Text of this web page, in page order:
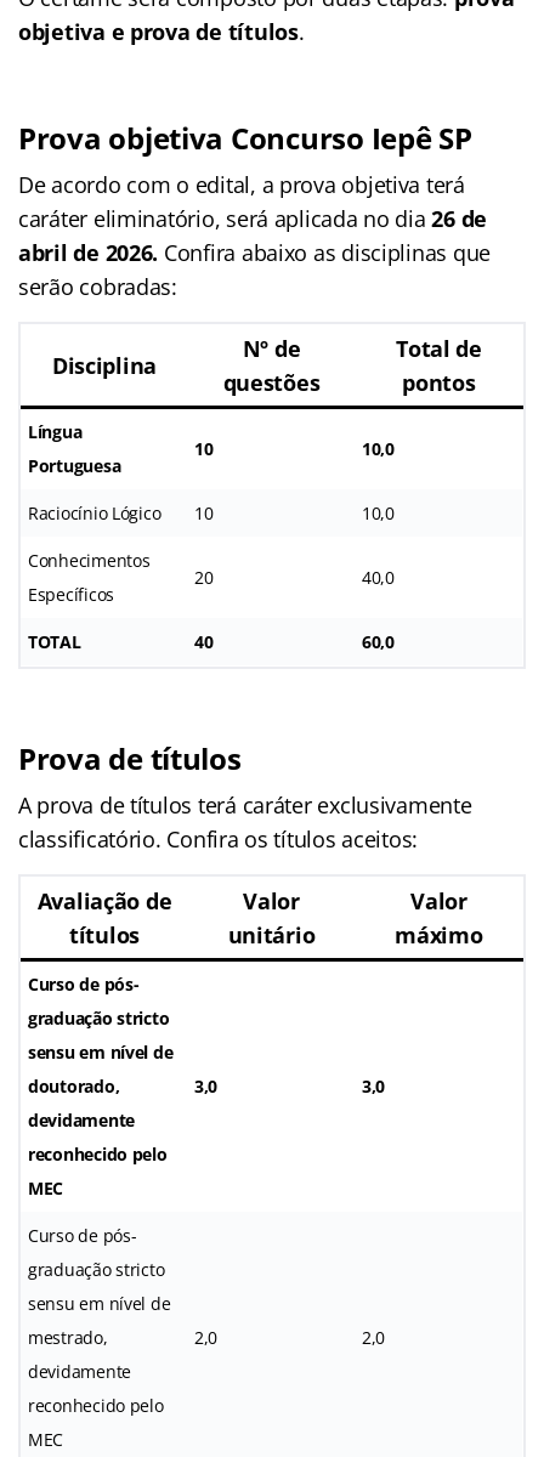
objetiva e prova de títulos.
Prova objetiva Concurso Iepê SP
De acordo com o edital, a prova objetiva terá
caráter eliminatório, será aplicada no dia26 de
abril de 2026. Confira abaixo as disciplinas que
serão cobradas:
Disciplina
Nº de
questões
Total de
pontos
Língua
Portuguesa
10 10,0
Raciocínio Lógico 10 10,0
Conhecimentos
Específicos
20 40,0
TOTAL 40 60,0
Prova de títulos
A prova de títulos terá caráter exclusivamente
classificatório. Confira os títulos aceitos:
Avaliação de
títulos
Valor
unitário
Valor
máximo
Curso de pós-
graduação stricto
sensu em nível de
doutorado,
devidamente
reconhecido pelo
MEC
3,0 3,0
Curso de pós-
graduação stricto
sensu em nível de
mestrado,
devidamente
reconhecido pelo
MEC
2,0 2,0